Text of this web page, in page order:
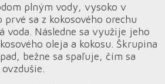
plným vody, vysoko v
prvé sa z kokosového orechu
voda. Následne sa využije jeho
oleja a kokosu. Škrupina
bežne sa spaľuje, čím sa